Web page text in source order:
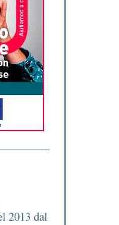
2013 dal